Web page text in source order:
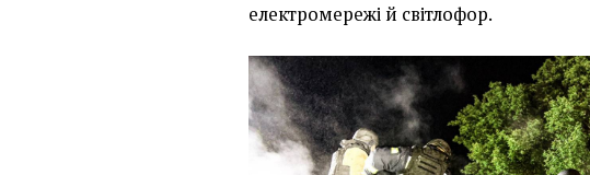
електромережі й світлофор.